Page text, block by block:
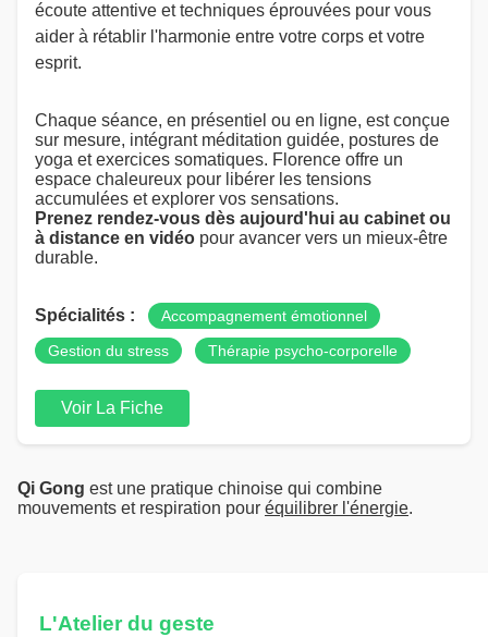
écoute attentive et techniques éprouvées pour vous
aider à rétablir l'harmonie entre votre corps et votre
esprit.
Chaque séance, en présentiel ou en ligne, est conçue
sur mesure, intégrant méditation guidée, postures de
yoga et exercices somatiques. Florence offre un
espace chaleureux pour libérer les tensions
accumulées et explorer vos sensations.
Prenez rendez-vous dès aujourd'hui au cabinet ou
à distance en vidéo pour avancer vers un mieux-être
durable.
Spécialités :
Accompagnement émotionnel
Gestion du stress
Thérapie psycho-corporelle
Voir La Fiche
Qi Gong est une pratique chinoise qui combine
mouvements et respiration pour équilibrer l'énergie.
L'Atelier du geste